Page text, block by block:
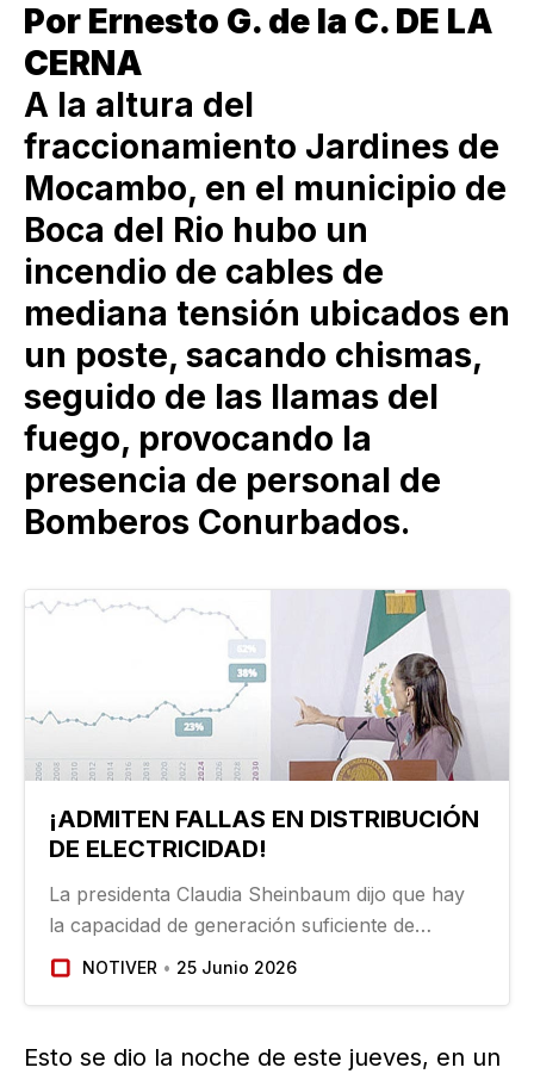
Por Ernesto G. de la C. DE LA
CERNA
A la altura del
fraccionamiento Jardines de
Mocambo, en el municipio de
Boca del Rio hubo un
incendio de cables de
mediana tensión ubicados en
un poste, sacando chismas,
seguido de las llamas del
fuego, provocando la
presencia de personal de
Bomberos Conurbados.
¡ADMITEN FALLAS EN DISTRIBUCIÓN
DE ELECTRICIDAD!
La presidenta Claudia Sheinbaum dijo que hay
la capacidad de generación suficiente de
energía eléctrica para la demanda, aunque
NOTIVER 25 Junio 2026
Esto se dio la noche de este jueves, en un